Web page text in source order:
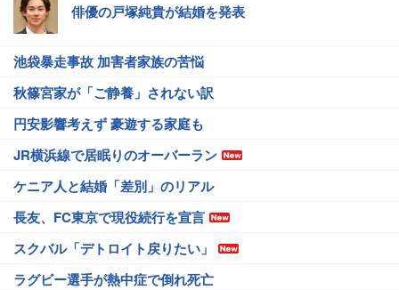
俳優の戸塚純貴が結婚を発表
池袋暴走事故 加害者家族の苦悩
秋篠宮家が「ご静養」されない訳
円安影響考えず 豪遊する家庭も
JR横浜線で居眠りのオーバーラン
ケニア人と結婚「差別」のリアル
長友、FC東京で現役続行を宣言
スクバル「デトロイト戻りたい」
ラグビー選手が熱中症で倒れ死亡